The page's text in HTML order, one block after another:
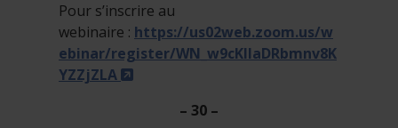
Pour s’inscrire au
webinaire : https://us02web.zoom.us/w
ebinar/register/WN_w9cKIlaDRbmnv8K
YZZjZLA
- Cet hyperlien s'ouvrira dans une
– 30 –